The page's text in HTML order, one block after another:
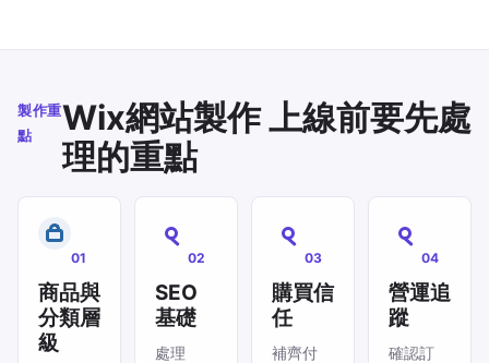
製作重
點
Wix網站製作 上線前要先處
理的重點
01
商品與
分類層
級
02
SEO
基礎
處理
03
購買信
任
補齊付
04
營運追
蹤
確認訂